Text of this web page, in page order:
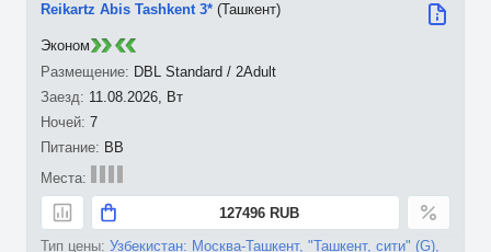
11.08.2026, Вт
7
Reikartz Abis Tashkent 3* (Ташкент)
DBL Standard / 2Adult
BB
127496 RUB
Узбекистан: Москва-Ташкент, "Ташкент, сити" (G),
Эконом